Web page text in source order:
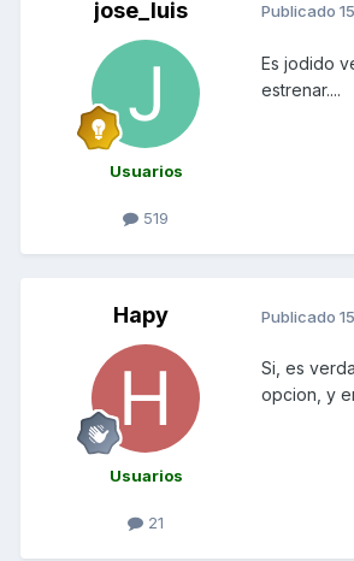
jose_luis
Usuarios
519
Publicado
Es jodido
estrenar....
Hapy
Usuarios
21
Publicado
Si, es
opcion, y